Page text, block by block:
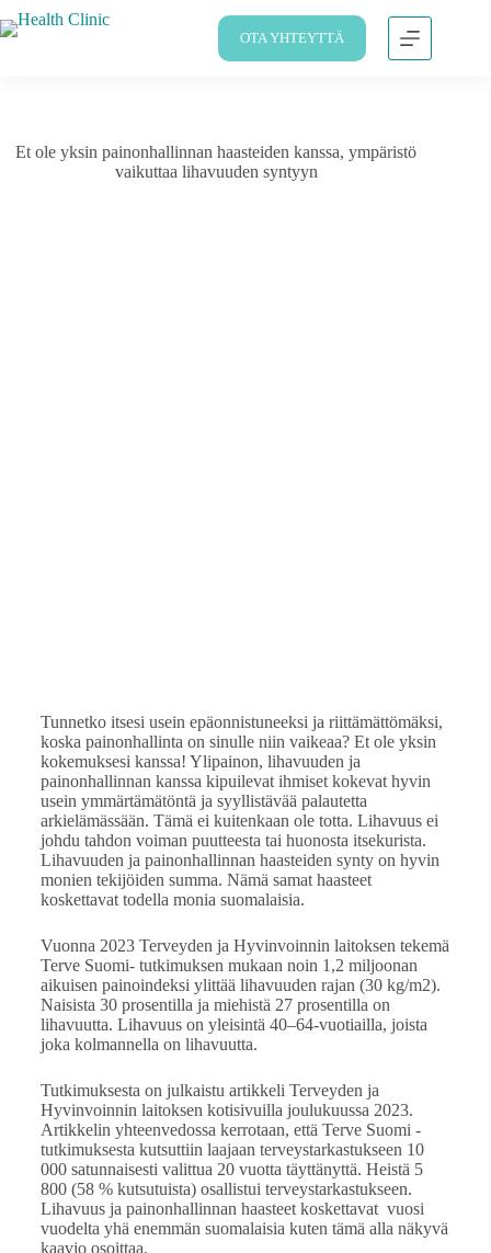
OTA YHTEYTTÄ
Et ole yksin painonhallinnan haasteiden kanssa, ympäristö
vaikuttaa lihavuuden syntyyn
Tunnetko itsesi usein epäonnistuneeksi ja riittämättömäksi,
koska painonhallinta on sinulle niin vaikeaa? Et ole yksin
kokemuksesi kanssa! Ylipainon, lihavuuden ja
painonhallinnan kanssa kipuilevat ihmiset kokevat hyvin
usein ymmärtämätöntä ja syyllistävää palautetta
arkielämässään. Tämä ei kuitenkaan ole totta. Lihavuus ei
johdu tahdon voiman puutteesta tai huonosta itsekurista.
Lihavuuden ja painonhallinnan haasteiden synty on hyvin
monien tekijöiden summa. Nämä samat haasteet
koskettavat todella monia suomalaisia.
Vuonna 2023 Terveyden ja Hyvinvoinnin laitoksen tekemä
Terve Suomi- tutkimuksen mukaan noin 1,2 miljoonan
aikuisen painoindeksi ylittää lihavuuden rajan (30 kg/m2).
Naisista 30 prosentilla ja miehistä 27 prosentilla on
lihavuutta. Lihavuus on yleisintä 40–64-vuotiailla, joista
joka kolmannella on lihavuutta.
Tutkimuksesta on julkaistu artikkeli Terveyden ja
Hyvinvoinnin laitoksen kotisivuilla joulukuussa 2023.
Artikkelin yhteenvedossa kerrotaan, että Terve Suomi -
tutkimuksesta kutsuttiin laajaan terveystarkastukseen 10
000 satunnaisesti valittua 20 vuotta täyttänyttä. Heistä 5
800 (58 % kutsutuista) osallistui terveystarkastukseen.
Lihavuus ja painonhallinnan haasteet koskettavat vuosi
vuodelta yhä enemmän suomalaisia kuten tämä alla näkyvä
kaavio osoittaa.